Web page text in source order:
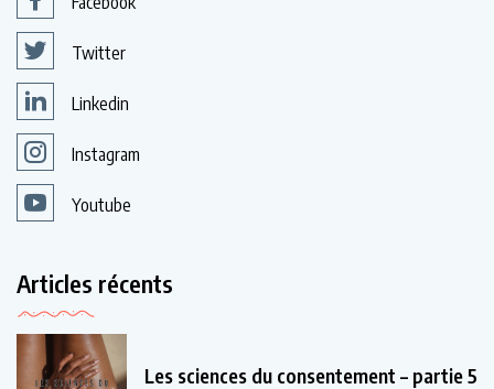
Twitter
Linkedin
Instagram
Youtube
Articles récents
Les sciences du consentement – partie 5